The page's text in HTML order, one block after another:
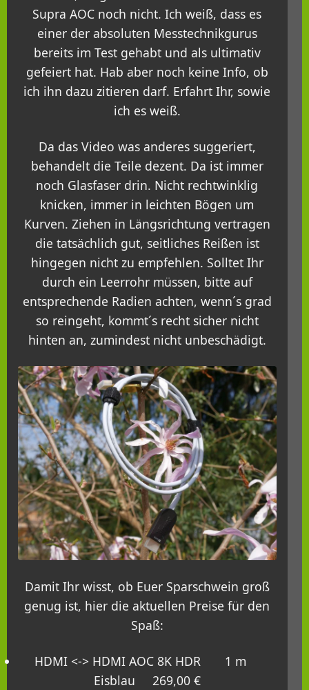
Supra AOC noch nicht. Ich weiß, dass es
einer der absoluten Messtechnikgurus
bereits im Test gehabt und als ultimativ
gefeiert hat. Hab aber noch keine Info, ob
ich ihn dazu zitieren darf. Erfahrt Ihr, sowie
ich es weiß.
Da das Video was anderes suggeriert,
behandelt die Teile dezent. Da ist immer
noch Glasfaser drin. Nicht rechtwinklig
knicken, immer in leichten Bögen um
Kurven. Ziehen in Längsrichtung vertragen
die tatsächlich gut, seitliches Reißen ist
hingegen nicht zu empfehlen. Solltet Ihr
durch ein Leerrohr müssen, bitte auf
entsprechende Radien achten, wenn´s grad
so reingeht, kommt´s recht sicher nicht
hinten an, zumindest nicht unbeschädigt.
Damit Ihr wisst, ob Euer Sparschwein groß
genug ist, hier die aktuellen Preise für den
Spaß:
HDMI <-> HDMI AOC 8K HDR 1 m
Eisblau 269,00 €